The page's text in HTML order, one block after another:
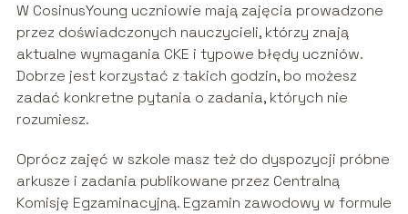
W CosinusYoung uczniowie mają zajęcia prowadzone
przez doświadczonych nauczycieli, którzy znają
aktualne wymagania CKE i typowe błędy uczniów.
Dobrze jest korzystać z takich godzin, bo możesz
zadać konkretne pytania o zadania, których nie
rozumiesz.
Oprócz zajęć w szkole masz też do dyspozycji próbne
arkusze i zadania publikowane przez Centralną
Komisję Egzaminacyjną. Egzamin zawodowy w formule